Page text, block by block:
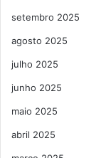
setembro 2025
agosto 2025
julho 2025
junho 2025
maio 2025
abril 2025